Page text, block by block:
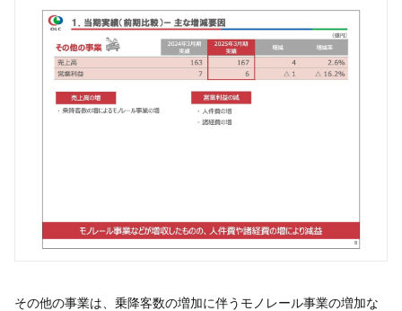
その他の事業は、乗降客数の増加に伴うモノレール事業の増加な